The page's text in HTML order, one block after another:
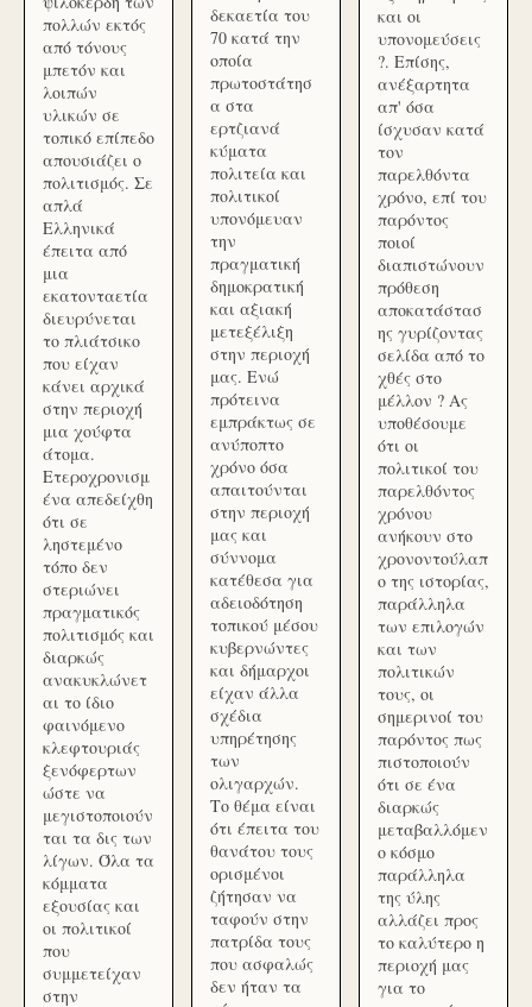
πολλών εκτός
από τόνους
μπετόν και
λοιπών
υλικών σε
τοπικό επίπεδο
απουσιάζει ο
πολιτισμός. Σε
απλά
Ελληνικά
έπειτα από
μια
εκατονταετία
διευρύνεται
το πλιάτσικο
που είχαν
κάνει αρχικά
στην περιοχή
μια χούφτα
άτομα.
Ετεροχρονισμ
ένα απεδείχθη
ότι σε
ληστεμένο
τόπο δεν
στεριώνει
πραγματικός
πολιτισμός και
διαρκώς
ανακυκλώνετ
αι το ίδιο
φαινόμενο
κλεφτουριάς
ξενόφερτων
ώστε να
μεγιστοποιούν
ται τα δις των
λίγων. Όλα τα
κόμματα
εξουσίας και
οι πολιτικοί
που
συμμετείχαν
στην
δεκαετία του
70 κατά την
οποία
πρωτοστάτησ
α στα
ερτζιανά
κύματα
πολιτεία και
πολιτικοί
υπονόμευαν
την
πραγματική
δημοκρατική
και αξιακή
μετεξέλιξη
στην περιοχή
μας. Ενώ
πρότεινα
εμπράκτως σε
ανύποπτο
χρόνο όσα
απαιτούνται
στην περιοχή
μας και
σύννομα
κατέθεσα για
αδειοδότηση
τοπικού μέσου
κυβερνώντες
και δήμαρχοι
είχαν άλλα
σχέδια
υπηρέτησης
των
ολιγαρχών.
Το θέμα είναι
ότι έπειτα του
θανάτου τους
ορισμένοι
ζήτησαν να
ταφούν στην
πατρίδα τους
που ασφαλώς
δεν ήταν τα
και οι
υπονομεύσεις
?. Επίσης,
ανέξαρτητα
απ' όσα
ίσχυσαν κατά
τον
παρελθόντα
χρόνο, επί του
παρόντος
ποιοί
διαπιστώνουν
πρόθεση
αποκατάστασ
ης γυρίζοντας
σελίδα από το
χθές στο
μέλλον ? Ας
υποθέσουμε
ότι οι
πολιτικοί του
παρελθόντος
χρόνου
ανήκουν στο
χρονοντούλαπ
ο της ιστορίας,
παράλληλα
των επιλογών
και των
πολιτικών
τους, οι
σημερινοί του
παρόντος πως
πιστοποιούν
ότι σε ένα
διαρκώς
μεταβαλλόμεν
ο κόσμο
παράλληλα
της ύλης
αλλάζει προς
το καλύτερο η
περιοχή μας
για το